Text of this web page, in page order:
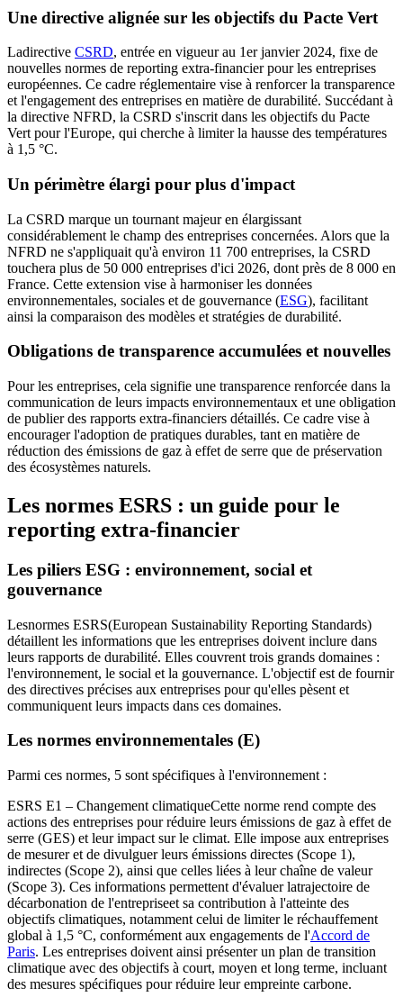
Une directive alignée sur les objectifs du Pacte Vert
Ladirective CSRD, entrée en vigueur au 1er janvier 2024, fixe de
nouvelles normes de reporting extra-financier pour les entreprises
européennes. Ce cadre réglementaire vise à renforcer la transparence
et l'engagement des entreprises en matière de durabilité. Succédant à
la directive NFRD, la CSRD s'inscrit dans les objectifs du Pacte
Vert pour l'Europe, qui cherche à limiter la hausse des températures
à 1,5 °C.
Un périmètre élargi pour plus d'impact
La CSRD marque un tournant majeur en élargissant
considérablement le champ des entreprises concernées. Alors que la
NFRD ne s'appliquait qu'à environ 11 700 entreprises, la CSRD
touchera plus de 50 000 entreprises d'ici 2026, dont près de 8 000 en
France. Cette extension vise à harmoniser les données
environnementales, sociales et de gouvernance (ESG), facilitant
ainsi la comparaison des modèles et stratégies de durabilité.
Obligations de transparence accumulées et nouvelles
Pour les entreprises, cela signifie une transparence renforcée dans la
communication de leurs impacts environnementaux et une obligation
de publier des rapports extra-financiers détaillés. Ce cadre vise à
encourager l'adoption de pratiques durables, tant en matière de
réduction des émissions de gaz à effet de serre que de préservation
des écosystèmes naturels.
Les normes ESRS : un guide pour le
reporting extra-financier
Les piliers ESG : environnement, social et
gouvernance
Lesnormes ESRS(European Sustainability Reporting Standards)
détaillent les informations que les entreprises doivent inclure dans
leurs rapports de durabilité. Elles couvrent trois grands domaines :
l'environnement, le social et la gouvernance. L'objectif est de fournir
des directives précises aux entreprises pour qu'elles pèsent et
communiquent leurs impacts dans ces domaines.
Les normes environnementales (E)
Parmi ces normes, 5 sont spécifiques à l'environnement :
ESRS E1 – Changement climatiqueCette norme rend compte des
actions des entreprises pour réduire leurs émissions de gaz à effet de
serre (GES) et leur impact sur le climat. Elle impose aux entreprises
de mesurer et de divulguer leurs émissions directes (Scope 1),
indirectes (Scope 2), ainsi que celles liées à leur chaîne de valeur
(Scope 3). Ces informations permettent d'évaluer latrajectoire de
décarbonation de l'entrepriseet sa contribution à l'atteinte des
objectifs climatiques, notamment celui de limiter le réchauffement
global à 1,5 °C, conformément aux engagements de l'Accord de
Paris. Les entreprises doivent ainsi présenter un plan de transition
climatique avec des objectifs à court, moyen et long terme, incluant
des mesures spécifiques pour réduire leur empreinte carbone.